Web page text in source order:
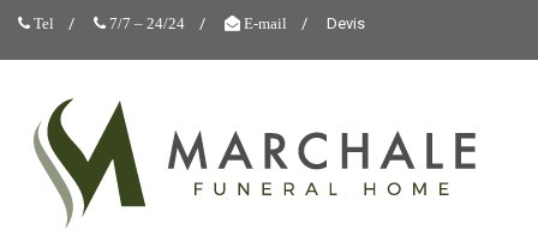
Tel 7/7 – 24/24 E-mail Devis